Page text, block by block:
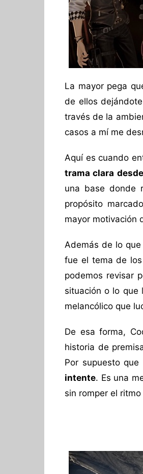
La mayor pega
de ellos
través de la
casos a mí me
Aquí es cuando
trama clara
una base donde
propósito
mayor motivación
Además de lo
fue el tema de los
podemos revisar
situación o lo que
melancólico que
De esa forma,
historia de
Por supuesto que
intente. Es una
sin romper el